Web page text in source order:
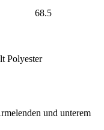
68.5
Polyester
und unterem